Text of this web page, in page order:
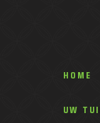
HOME
UW